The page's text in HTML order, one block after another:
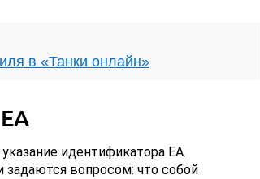
в «Танки онлайн»
идентификатора EA.
задаются вопросом: что собой